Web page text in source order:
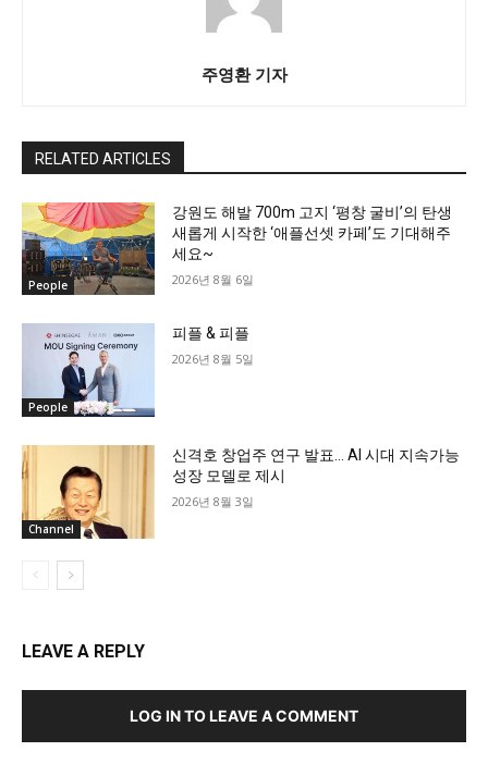
주영환 기자
RELATED ARTICLES
People
강원도 해발 700m 고지 ‘평창 굴비’의 탄생
새롭게 시작한 ‘애플선셋 카페’도 기대해주
세요~
2026년 8월 6일
People
피플 & 피플
2026년 8월 5일
Channel
신격호 창업주 연구 발표… AI 시대 지속가능
성장 모델로 제시
2026년 8월 3일
LEAVE A REPLY
LOG IN TO LEAVE A COMMENT